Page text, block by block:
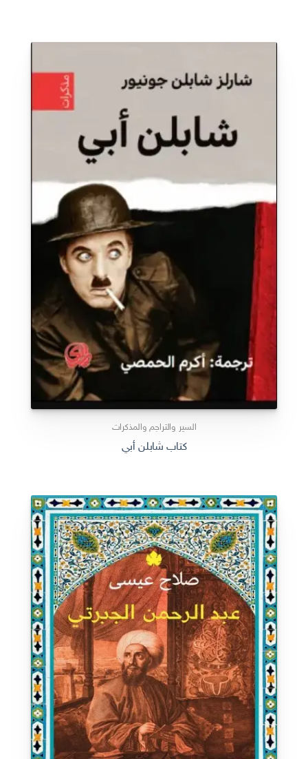
السير والتراجم والمذكرات
كتاب شابلن أبي